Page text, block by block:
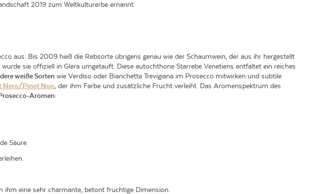
2019 zum Weltkulturerbe ernannt.
aus. Bis 2009 hieß die Rebsorte übrigens genau wie der Schaumwein, der aus ihr hergestellt
sie offiziell in Glera umgetauft. Diese autochthone Starrebe Venetiens entfaltet ein reiches
weiße Sorten wie Verdiso oder Bianchetta Trevigiana im Prosecco mitwirken und subtile
Nero/Pinot Noir, der ihm Farbe und zusätzliche Frucht verleiht. Das Aromenspektrum des
Aromen:
Säure.
ihm eine sehr charmante, betont fruchtige Dimension.